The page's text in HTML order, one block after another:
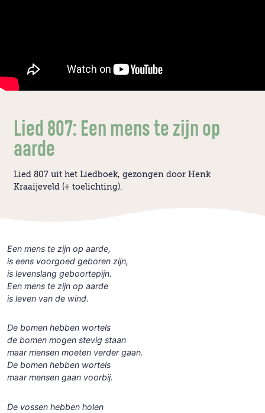
Lied 807: Een mens te zijn op
aarde
Lied 807 uit het Liedboek, gezongen door Henk
Kraaijeveld (+ toelichting).
Een mens te zijn op aarde,
is eens voorgoed geboren zijn,
is levenslang geboortepijn.
Een mens te zijn op aarde
is leven van de wind.
De bomen hebben wortels
de bomen mogen stevig staan
maar mensen moeten verder gaan.
De bomen hebben wortels
maar mensen gaan voorbij.
De vossen hebben holen